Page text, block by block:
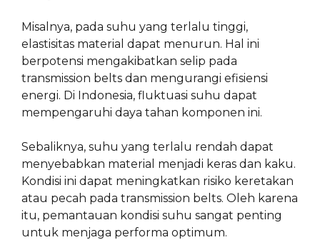
Misalnya, pada suhu yang terlalu tinggi,
elastisitas material dapat menurun. Hal ini
berpotensi mengakibatkan selip pada
transmission belts dan mengurangi efisiensi
energi. Di Indonesia, fluktuasi suhu dapat
mempengaruhi daya tahan komponen ini.
Sebaliknya, suhu yang terlalu rendah dapat
menyebabkan material menjadi keras dan kaku.
Kondisi ini dapat meningkatkan risiko keretakan
atau pecah pada transmission belts. Oleh karena
itu, pemantauan kondisi suhu sangat penting
untuk menjaga performa optimum.